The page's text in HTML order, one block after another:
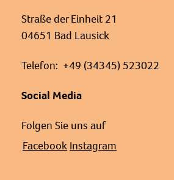
Straße der Einheit 21
04651 Bad Lausick
Telefon: +49 (34345) 523022
Social Media
Folgen Sie uns auf
Facebook Instagram